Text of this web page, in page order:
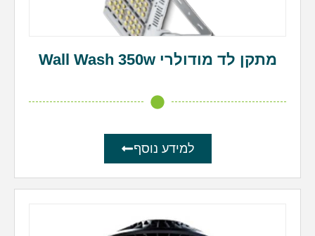
מתקן לד מודולרי Wall Wash 350w
למידע נוסף